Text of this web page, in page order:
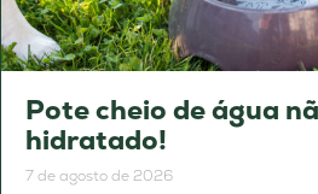
Pote cheio de água
hidratado!
7 de agosto de 2026